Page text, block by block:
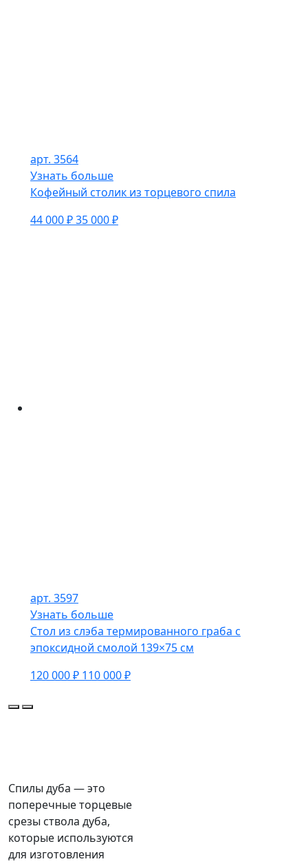
арт. 3564
Узнать больше
Кофейный столик из торцевого спила
44 000 ₽35 000 ₽
арт. 3597
Узнать больше
Стол из слэба термированного граба с
эпоксидной смолой 139×75 см
120 000 ₽ 110 000 ₽
Спилы дуба — это
поперечные торцевые
срезы ствола дуба,
которые используются
для изготовления